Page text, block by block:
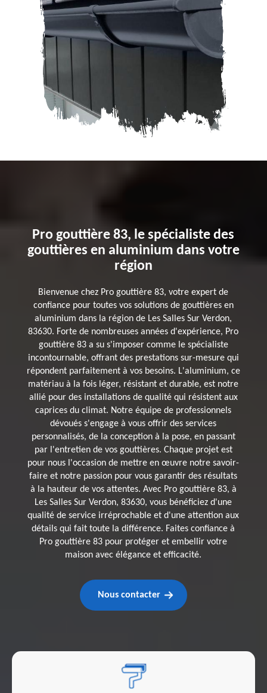
Pro gouttière 83, le spécialiste des
gouttières en aluminium dans votre
région
Bienvenue chez Pro gouttière 83, votre expert de
confiance pour toutes vos solutions de gouttières en
aluminium dans la région de Les Salles Sur Verdon,
83630. Forte de nombreuses années d'expérience, Pro
gouttière 83 a su s'imposer comme le spécialiste
incontournable, offrant des prestations sur-mesure qui
répondent parfaitement à vos besoins. L'aluminium, ce
matériau à la fois léger, résistant et durable, est notre
allié pour des installations de qualité qui résistent aux
caprices du climat. Notre équipe de professionnels
dévoués s'engage à vous offrir des services
personnalisés, de la conception à la pose, en passant
par l'entretien de vos gouttières. Chaque projet est
pour nous l'occasion de mettre en œuvre notre savoir-
faire et notre passion pour vous garantir des résultats
à la hauteur de vos attentes. Avec Pro gouttière 83, à
Les Salles Sur Verdon, 83630, vous bénéficiez d'une
qualité de service irréprochable et d'une attention aux
détails qui fait toute la différence. Faites confiance à
Pro gouttière 83 pour protéger et embellir votre
maison avec élégance et efficacité.
Nous contacter